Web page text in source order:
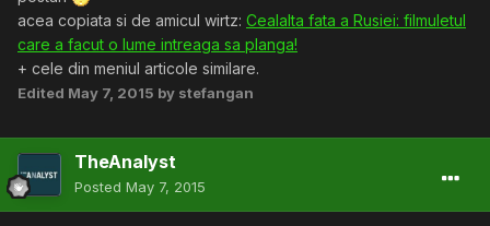
acea copiata si de amicul wirtz: Cealalta fata a Rusiei: filmuletul
care a facut o lume intreaga sa planga!
+ cele din meniul articole similare.
Edited May 7, 2015 by stefangan
TheAnalyst
Posted May 7, 2015